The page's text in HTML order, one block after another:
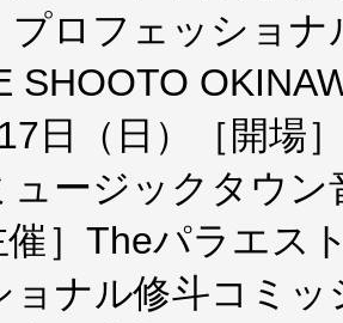
プロフェッショナ
SHOOTO
日（日）［開場
ュージックタウン
催］Theパラエス
ョナル修斗コミッ